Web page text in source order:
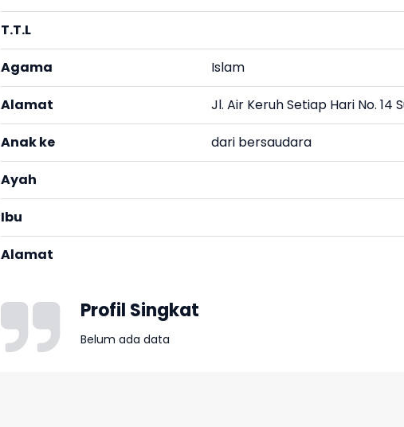
T.T.L
Agama Islam
Alamat Jl. Air Keruh Setiap Hari No. 14
Anak ke dari bersaudara
Ayah
Ibu
Alamat
Profil Singkat
Belum ada data